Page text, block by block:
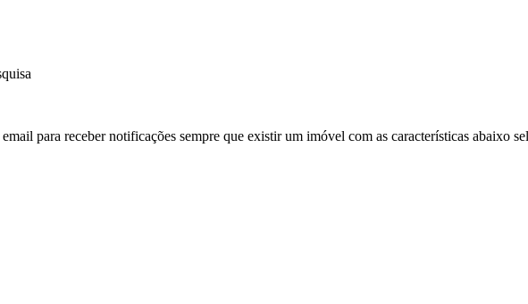
para receber notificações sempre que existir um imóvel com as características abaixo